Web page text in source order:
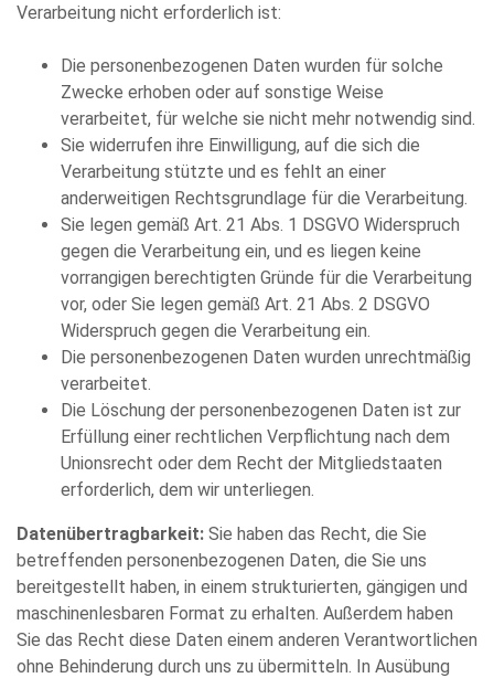
Verarbeitung nicht erforderlich ist:
Die personenbezogenen Daten wurden für solche
Zwecke erhoben oder auf sonstige Weise
verarbeitet, für welche sie nicht mehr notwendig sind.
Sie widerrufen ihre Einwilligung, auf die sich die
Verarbeitung stützte und es fehlt an einer
anderweitigen Rechtsgrundlage für die Verarbeitung.
Sie legen gemäß Art. 21 Abs. 1 DSGVO Widerspruch
gegen die Verarbeitung ein, und es liegen keine
vorrangigen berechtigten Gründe für die Verarbeitung
vor, oder Sie legen gemäß Art. 21 Abs. 2 DSGVO
Widerspruch gegen die Verarbeitung ein.
Die personenbezogenen Daten wurden unrechtmäßig
verarbeitet.
Die Löschung der personenbezogenen Daten ist zur
Erfüllung einer rechtlichen Verpflichtung nach dem
Unionsrecht oder dem Recht der Mitgliedstaaten
erforderlich, dem wir unterliegen.
Datenübertragbarkeit: Sie haben das Recht, die Sie
betreffenden personenbezogenen Daten, die Sie uns
bereitgestellt haben, in einem strukturierten, gängigen und
maschinenlesbaren Format zu erhalten. Außerdem haben
Sie das Recht diese Daten einem anderen Verantwortlichen
ohne Behinderung durch uns zu übermitteln. In Ausübung